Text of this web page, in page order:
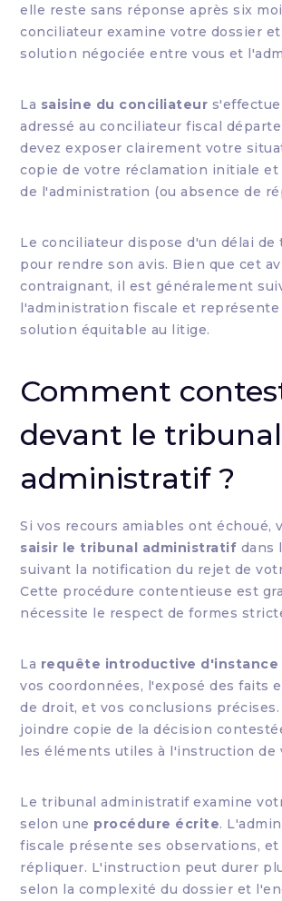
elle reste sans réponse après six
conciliateur examine votre dossier
solution négociée entre vous et
La saisine du conciliateur
adressé au conciliateur fiscal
devez exposer clairement votre
copie de votre réclamation initiale et
de l'administration (ou absence de
Le conciliateur dispose d'un délai de
pour rendre son avis. Bien que cet
contraignant, il est généralement
l'administration fiscale et
solution équitable au litige.
Comment
devant le tribunal
administratif ?
Si vos recours amiables ont échoué,
saisir le tribunal administratif dans
suivant la notification du rejet de
Cette procédure contentieuse est
nécessite le respect de formes
La requête introductive d'instance
vos coordonnées, l'exposé des faits
de droit, et vos conclusions précises.
joindre copie de la décision
les éléments utiles à l'instruction de
Le tribunal administratif examine
selon une procédure écrite.
fiscale présente ses observations, et
répliquer. L'instruction peut durer
selon la complexité du dossier et